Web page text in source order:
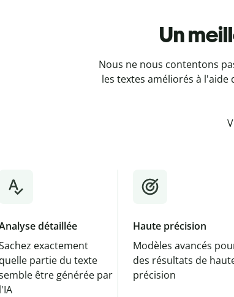
Un
Nous ne nous contentons
les textes améliorés à
détaillée
exactement
quelle partie du texte
être générée par
l'IA
Haute précision
Modèles avancés
des résultats de
précision